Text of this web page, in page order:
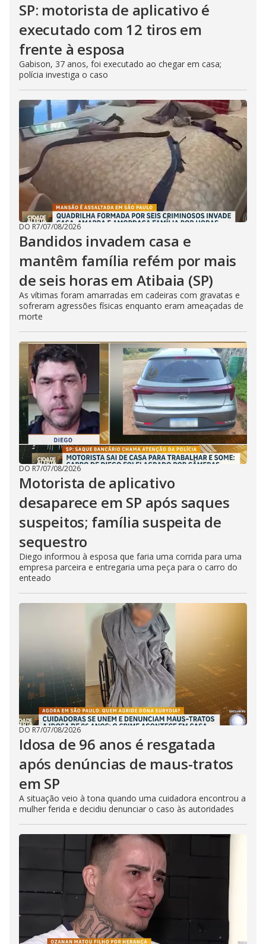
SP: motorista de aplicativo é
executado com 12 tiros em
frente à esposa
Gabison, 37 anos, foi executado ao chegar em casa;
polícia investiga o caso
DO R7/07/08/2026
Bandidos invadem casa e
mantêm família refém por mais
de seis horas em Atibaia (SP)
As vítimas foram amarradas em cadeiras com gravatas e
sofreram agressões físicas enquanto eram ameaçadas de
morte
DO R7/07/08/2026
Motorista de aplicativo
desaparece em SP após saques
suspeitos; família suspeita de
sequestro
Diego informou à esposa que faria uma corrida para uma
empresa parceira e entregaria uma peça para o carro do
enteado
DO R7/07/08/2026
Idosa de 96 anos é resgatada
após denúncias de maus-tratos
em SP
A situação veio à tona quando uma cuidadora encontrou a
mulher ferida e decidiu denunciar o caso às autoridades